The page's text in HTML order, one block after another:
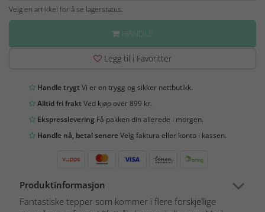
Velg en artikkel for å se lagerstatus.
HANDLE
Legg til i Favoritter
Handle trygtVi er en trygg og sikker nettbutikk.
Alltid fri fraktVed kjøp over 899 kr.
Ekspresslevering Få pakken din allerede i morgen.
Handle nå, betal senereVelg faktura eller konto i kassen.
Produktinformasjon
Fantastiske tepper som kommer i flere forskjellige